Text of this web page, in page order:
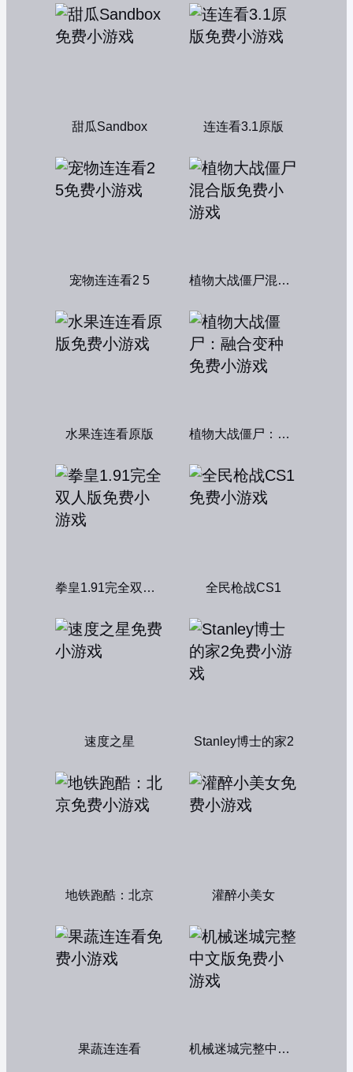
甜瓜Sandbox 连连看3.1原版
宠物连连看2 5 植物大战僵尸混合版
水果连连看原版 植物大战僵尸：融合变种
拳皇1.91完全双人版 全民枪战CS1
速度之星 Stanley博士的家2
地铁跑酷：北京 灌醉小美女
果蔬连连看 机械迷城完整中文版